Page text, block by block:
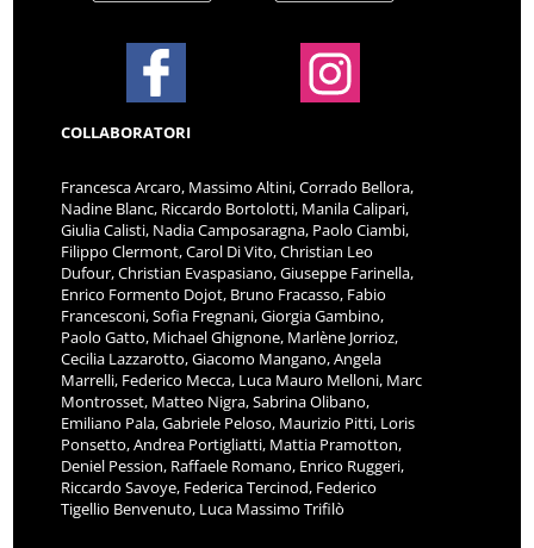
COLLABORATORI
Francesca Arcaro, Massimo Altini, Corrado Bellora,
Nadine Blanc, Riccardo Bortolotti, Manila Calipari,
Giulia Calisti, Nadia Camposaragna, Paolo Ciambi,
Filippo Clermont, Carol Di Vito, Christian Leo
Dufour, Christian Evaspasiano, Giuseppe Farinella,
Enrico Formento Dojot, Bruno Fracasso, Fabio
Francesconi, Sofia Fregnani, Giorgia Gambino,
Paolo Gatto, Michael Ghignone, Marlène Jorrioz,
Cecilia Lazzarotto, Giacomo Mangano, Angela
Marrelli, Federico Mecca, Luca Mauro Melloni, Marc
Montrosset, Matteo Nigra, Sabrina Olibano,
Emiliano Pala, Gabriele Peloso, Maurizio Pitti, Loris
Ponsetto, Andrea Portigliatti, Mattia Pramotton,
Deniel Pession, Raffaele Romano, Enrico Ruggeri,
Riccardo Savoye, Federica Tercinod, Federico
Tigellio Benvenuto, Luca Massimo Trifilò